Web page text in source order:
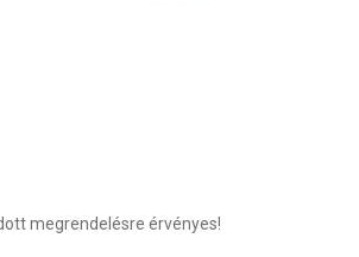
megrendelésre érvényes!